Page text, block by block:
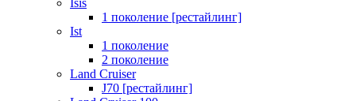
Isis
1 поколение [рестайлинг]
Ist
1 поколение
2 поколение
Land Cruiser
J70 [рестайлинг]